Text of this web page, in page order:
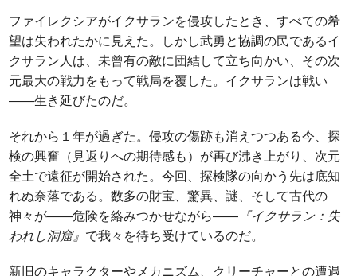
ファイレクシアがイクサランを侵攻したとき、すべての希
望は失われたかに見えた。しかし武勇と協調の民であるイ
クサラン人は、未曾有の敵に団結して立ち向かい、その次
元最大の戦力をもって戦局を覆した。イクサランは戦い
――生き延びたのだ。
それから１年が過ぎた。侵攻の傷跡も消えつつある今、探
検の興奮（見返りへの期待感も）が再び沸き上がり、次元
全土で遠征が開始された。今回、探検隊の向かう先は底知
れぬ奈落である。数多の財宝、驚異、謎、そして古代の
神々が――危険を絡みつかせながら―― 『イクサラン：失
われし洞窟』 で我々を待ち受けているのだ。
新旧のキャラクターやメカニズム、クリーチャーとの遭遇